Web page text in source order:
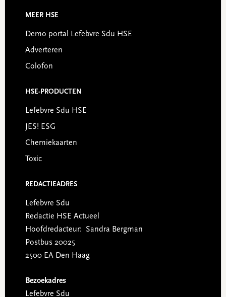
MEER HSE
Demo portal Lefebvre Sdu HSE
Adverteren
Colofon
HSE-PRODUCTEN
Lefebvre Sdu HSE
JES! ESG
Chemiekaarten
Toxic
REDACTIEADRES
Lefebvre Sdu
Redactie HSE Actueel
Hoofdredacteur: Sandra Bergman
Postbus 20025
2500 EA Den Haag
Bezoekadres
Lefebvre Sdu